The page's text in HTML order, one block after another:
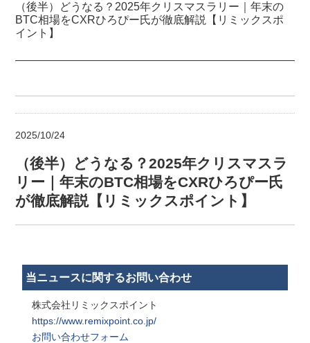
（後半）どうなる？2025年クリスマスラリー｜年末の
BTC相場をCXRひろぴー氏が徹底解説【リミックスポ
イント】
2025/10/24
（後半）どうなる？2025年クリスマスラ
リー｜年末のBTC相場をCXRひろぴー氏
が徹底解説【リミックスポイント】
当ニュースに関するお問い合わせ
株式会社リミックスポイント
https://www.remixpoint.co.jp/
お問い合わせフォーム